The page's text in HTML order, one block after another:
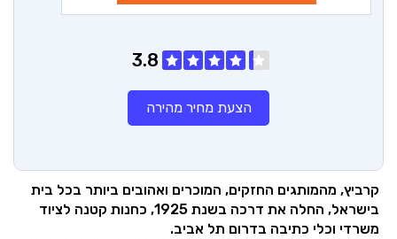
3.8
הצעת מחיר מהירה
קרביץ, מהמותגים החזקים, המוכרים ואהובים ביותר בכל בית
בישראל, החלה את דרכה בשנת 1925, כחנות קטנה לציוד
משרדי וכלי כתיבה בדרום תל אביב.